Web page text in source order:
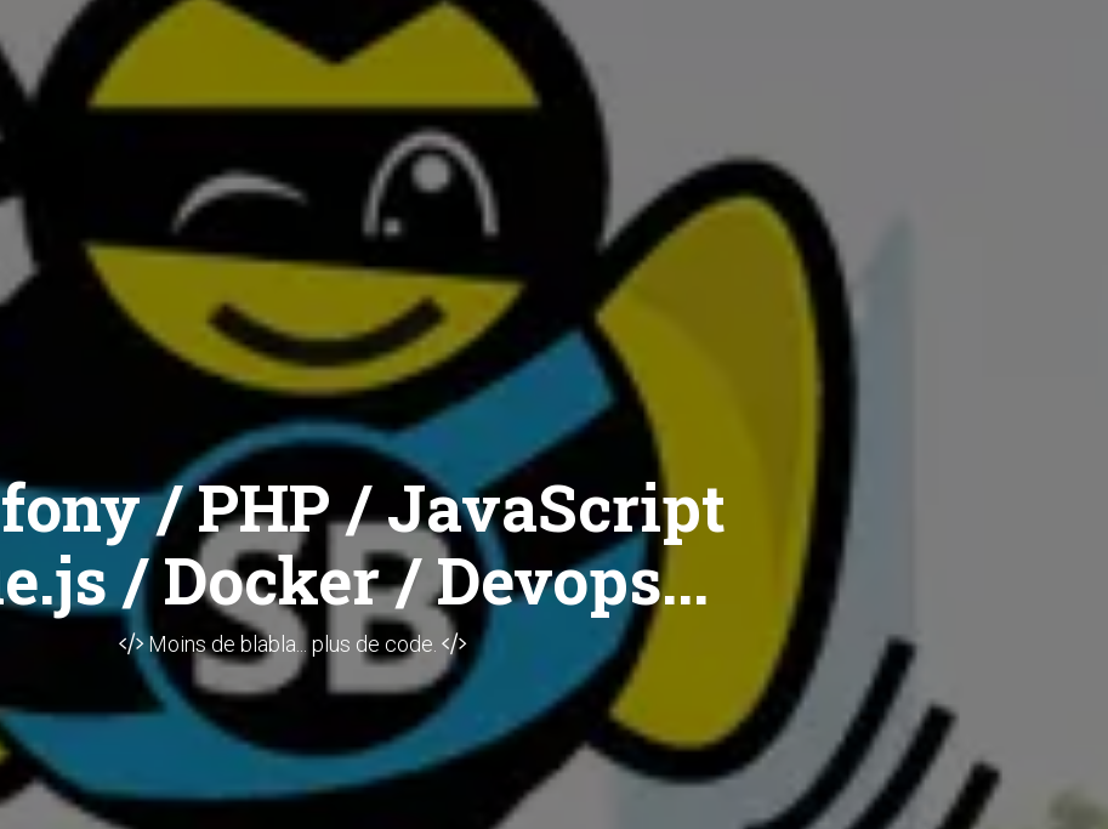
/ PHP / JavaScript
/ Docker / Devops...
Moins de blabla... plus de code.